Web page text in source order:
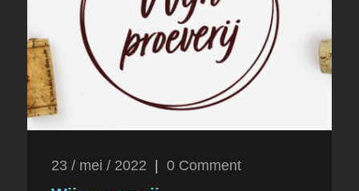
23 / mei / 2022 0 Comment